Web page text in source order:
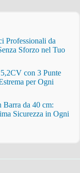
Professionali da
Sforzo nel Tuo
con 3 Punte
per Ogni
Barra da 40 cm:
Sicurezza in Ogni